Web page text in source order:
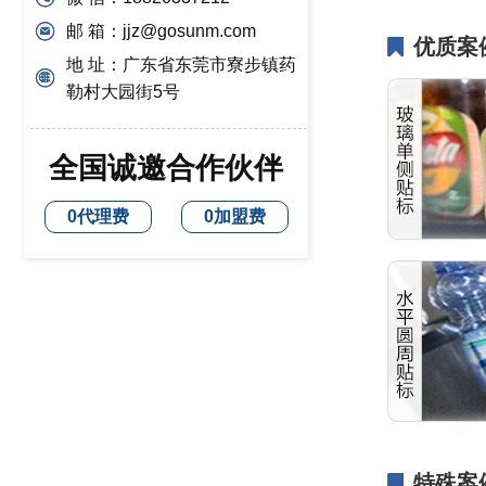
邮 箱：jjz@gosunm.com
地 址：广东省东莞市寮步镇药
勒村大园街5号
全国诚邀合作伙伴
0代理费 0加盟费
优质案